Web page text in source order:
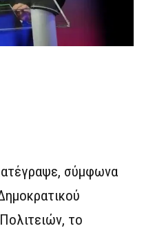
σύμφωνα
το